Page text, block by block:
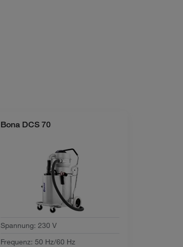
Bona DCS 70
Spannung: 230 V
Frequenz: 50 Hz/60 Hz